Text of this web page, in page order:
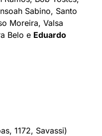
Sabino, Santo
Moreira, Valsa
Belo e Eduardo
1172, Savassi)